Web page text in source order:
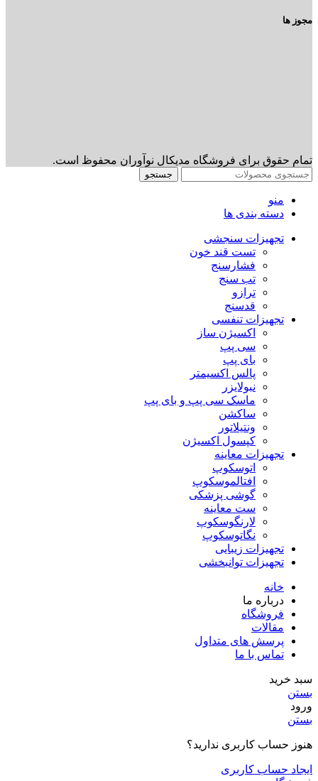
مجوز ها
تمام حقوق برای فروشگاه مدیکال نوآوران محفوظ است.
جستجو
منو
دسته بندی ها
تجهیزات سنجشی
تست قند خون
فشارسنج
تب سنج
ترازو
قدسنج
تجهیزات تنفسی
اکسیژن ساز
سی پپ
بای پپ
پالس اکسیمتر
نبولایزر
ماسک سی پپ و بای پپ
ساکشن
ونتیلاتور
کپسول اکسیژن
تجهیزات معاینه
اتوسکوپ
افتالموسکوپ
گوشی پزشکی
ست معاینه
لارنگوسکوپ
نگاتوسکوپ
تجهیزات زیبایی
تجهیزات توانبخشی
خانه
درباره ما
فروشگاه
مقالات
پرسش های متداول
تماس با ما
سبد خرید
بستن
ورود
بستن
هنوز حساب کاربری ندارید؟
ایجاد حساب کاربری